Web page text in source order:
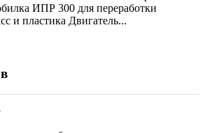
ИПР 300 для переработки
и пластика Двигатель...